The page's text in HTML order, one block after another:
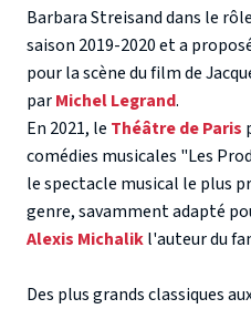
Barbara Streisand dans le
saison 2019-2020 et a
pour la scène du film de
parMichel Legrand.
En 2021, le Théâtre de Paris
comédies musicales "Les
le spectacle musical le plus
genre, savamment adapté
Alexis Michalikl'auteur du
Des plus grands classiques